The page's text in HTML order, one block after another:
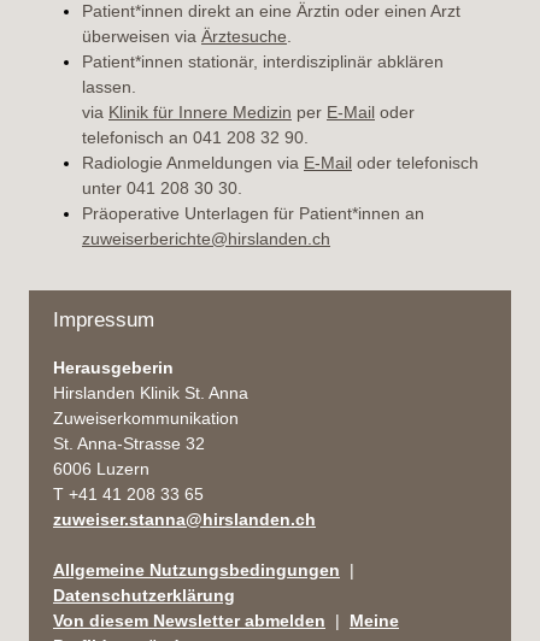
Patient*innen direkt an eine Ärztin oder einen Arzt
überweisen via Ärztesuche
Patient*innen stationär, interdisziplinär abklären
lassen.
via Klinik für Innere Medizin per E-Mail oder
telefonisch an 041 208 32 90.
Radiologie Anmeldungen via E-Mail oder telefonisch
unter 041 208 30 30.
Präoperative Unterlagen für Patient*innen an
zuweiserberichte@hirslanden.ch
Impressum
Herausgeberin
Hirslanden Klinik St. Anna
Zuweiserkommunikation
St. Anna-Strasse 32
6006 Luzern
T +41 41 208 33 65
zuweiser.stanna@hirslanden.ch
Allgemeine Nutzungsbedingungen |
Datenschutzerklärung
Von diesem Newsletter abmelden | Meine